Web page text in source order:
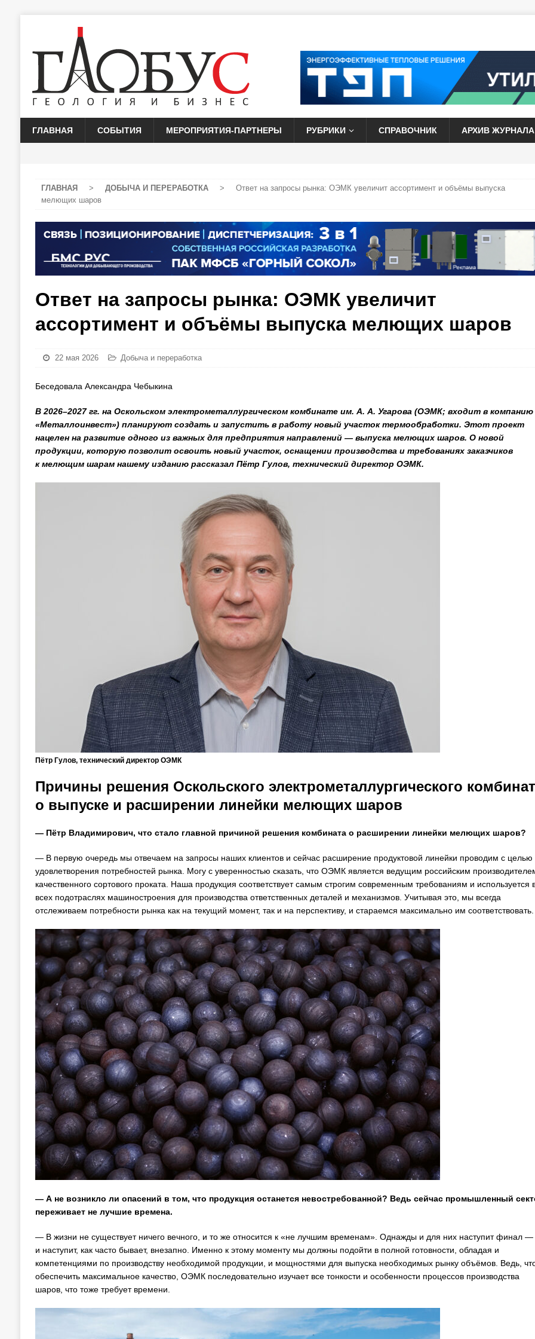
ГЛАВНАЯ СОБЫТИЯ МЕРОПРИЯТИЯ-ПАРТНЕРЫ РУБРИКИ СПРАВОЧНИК АРХИВ ЖУРНАЛА
ГЛАВНАЯ > ДОБЫЧА И ПЕРЕРАБОТКА >
Ответ на запросы рынка: ОЭМК увеличит ассортимент и объёмы выпуска
мелющих шаров
Ответ на запросы рынка: ОЭМК увеличит
ассортимент и объёмы выпуска мелющих шаров
22 мая 2026 Добыча и переработка
Беседовала Александра Чебыкина
В 2026–2027 гг. на Оскольском электрометаллургическом комбинате им. А. А. Угарова (ОЭМК; входит в компанию
«Металлоинвест») планируют создать и запустить в работу новый участок термообработки. Этот проект
нацелен на развитие одного из важных для предприятия направлений — выпуска мелющих шаров. О новой
продукции, которую позволит освоить новый участок, оснащении производства и требованиях заказчиков
к мелющим шарам нашему изданию рассказал Пётр Гулов, технический директор ОЭМК.
Пётр Гулов, технический директор ОЭМК
Причины решения Оскольского электрометаллургического
о выпуске и расширении линейки мелющих шаров
— Пётр Владимирович, что стало главной причиной решения комбината о расширении линейки мелющих шаров?
— В первую очередь мы отвечаем на запросы наших клиентов и сейчас расширение продуктовой линейки проводим с целью
удовлетворения потребностей рынка. Могу с уверенностью сказать, что ОЭМК является ведущим российским
качественного сортового проката. Наша продукция соответствует самым строгим современным требованиям и используется
всех подотраслях машиностроения для производства ответственных деталей и механизмов. Учитывая это, мы всегда
отслеживаем потребности рынка как на текущий момент, так и на перспективу, и стараемся максимально им соответствовать.
— А не возникло ли опасений в том, что продукция останется невостребованной? Ведь сейчас промышленный
переживает не лучшие времена.
— В жизни не существует ничего вечного, и то же относится к «не лучшим временам». Однажды и для них наступит финал —
и наступит, как часто бывает, внезапно. Именно к этому моменту мы должны подойти в полной готовности, обладая и
компетенциями по производству необходимой продукции, и мощностями для выпуска необходимых рынку объёмов. Ведь,
обеспечить максимальное качество, ОЭМК последовательно изучает все тонкости и особенности процессов производства
шаров, что тоже требует времени.